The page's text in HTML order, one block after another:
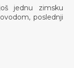
jednu zimsku
poslednji